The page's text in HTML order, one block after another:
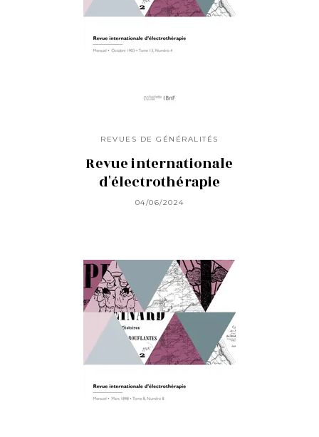
REVUES DE GÉNÉRALITÉS
Revue internationale
d'électrothérapie
04/06/2024